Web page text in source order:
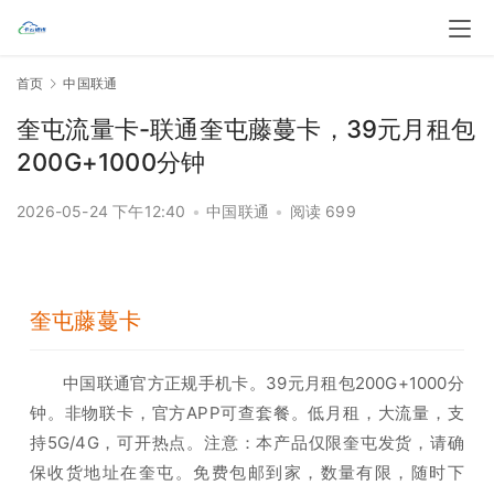
首页 中国联通
奎屯流量卡-联通奎屯藤蔓卡，39元月租包
200G+1000分钟
2026-05-24 下午12:40 • 中国联通 • 阅读 699
奎屯藤蔓卡
中国联通官方正规手机卡。39元月租包200G+1000分
钟。非物联卡，官方APP可查套餐。低月租，大流量，支
持5G/4G，可开热点。注意：本产品仅限奎屯发货，请确
保收货地址在奎屯。免费包邮到家，数量有限，随时下